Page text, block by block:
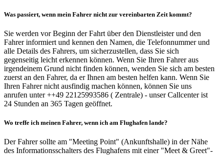
Was passiert, wenn mein Fahrer nicht zur vereinbarten Zeit kommt?
Sie werden vor Beginn der Fahrt über den Dienstleister und den
Fahrer informiert und kennen den Namen, die Telefonnummer und
alle Details des Fahrers, um sicherzustellen, dass Sie sich
gegenseitig leicht erkennen können. Wenn Sie Ihren Fahrer aus
irgendeinem Grund nicht finden können, wenden Sie sich am besten
zuerst an den Fahrer, da er Ihnen am besten helfen kann. Wenn Sie
Ihren Fahrer nicht ausfindig machen können, können Sie uns
anrufen unter ++49 22125993586 ( Zentrale) - unser Callcenter ist
24 Stunden an 365 Tagen geöffnet.
Wo treffe ich meinen Fahrer, wenn ich am Flughafen lande?
Der Fahrer sollte am "Meeting Point" (Ankunftshalle) in der Nähe
des Informationsschalters des Flughafens mit einer "Meet & Greet"-